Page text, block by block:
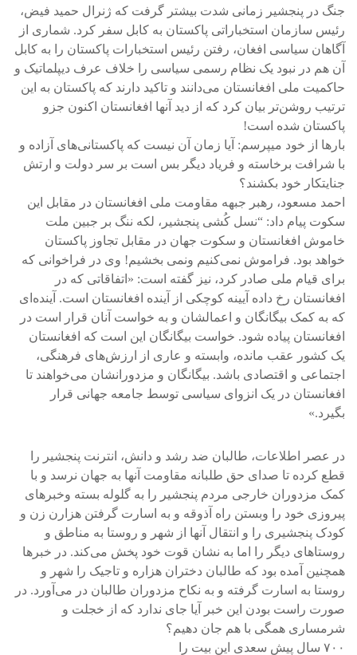
جنگ در پنجشیر زمانی شدت بیشتر گرفت که ژنرال حمید فیض،
رئیس سازمان استخباراتی پاکستان به کابل سفر کرد. شماری از
آگاهان سیاسی افغان، رفتن رئیس استخبارات پاکستان را به کابل
آن‌ هم در نبود یک نظام رسمی سیاسی را خلاف عرف دیپلماتیک و
حاکمیت ملی افغانستان می‌دانند و تاکید دارند که پاکستان به این
ترتیب روشن‌تر بیان کرد که از دید آنها افغانستان اکنون جزو
پاکستان شده است!
بارها از خود میپرسم: آیا زمان آن نیست که پاکستانی‌های آزاده و
با شرافت برخاسته و فریاد دیگر بس است بر سر دولت و ارتش
جنایتکار خود بکشند؟
احمد مسعود، رهبر جبهه مقاومت ملی افغانستان در مقابل این
سکوت پیام داد: “نسل کُشی پنجشیر، لکه ننگ بر جبین ملت
خاموش افغانستان و سکوت جهان در مقابل تجاوز پاکستان
خواهد بود. فراموش نمی‌کنیم و‌نمی بخشیم! وی در فراخوانی که
برای قیام ملی صادر کرد، نیز گفته است: «اتفاقاتی که در
افغانستان رخ داده آیینه کوچکی از آینده افغانستان است. آینده‌ای
که به کمک بیگانگان و اعمالشان و به خواست آنان قرار است در
افغانستان پیاده شود. خواست بیگانگان این است که افغانستان
یک کشور عقب مانده، وابسته و عاری از ارزش‌های فرهنگی،
اجتماعی و اقتصادی باشد. بیگانگان و مزدورانشان می‌خواهند تا
افغانستان در یک انزوای سیاسی توسط جامعه جهانی قرار
بگیرد.»
در عصر اطلاعات، طالبان ضد رشد و دانش، انترنت پنجشیر را
قطع کرده تا صدای حق طلبانه مقاومت آنها به جهان نرسد و با
کمک مزدوران خارجی مردم پنجشیر را به گلوله بسته وخبرهای
پیروزی خود را وبستن راه آذوقه و به اسارت گرفتن هزارن زن و
کودک پنجشیری را و انتقال آنها از شهر و روستا به مناطق و
روستاهای دیگر را اما به نشان قوت خود پخش می‌کند. در خبرها
همچنین آمده بود که طالبان دختران هزاره و تاجیک را شهر و
روستا به اسارت گرفته و به نکاح مزدوران طالبان در می‌آورد. در
صورت راست بودن این خبر آیا جای ندارد که از خجلت و
شرمساری همگی با هم جان دهیم؟
۷۰۰ سال پیش سعدی این بیت را